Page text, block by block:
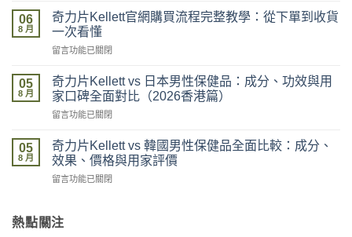
新
攻
官
網
惠、
盒
裝
折
最
抵
力
片
Kellett
評
係
咪
可
信？
假
評
拆
理
06
8 月
奇力片Kellett官網購買流程完整教學：從下單到收貨
一次看懂
在
力
片
Kellett
官
購
買
流
程
教
留言功能已關閉
05
8 月
奇力片Kellett vs 日本男性保健品：成分、功效與用
家口碑全面對比（2026香港篇）
在
力
片
Kellett
vs
男
留言功能已關閉
05
8 月
奇力片Kellett vs 韓國男性保健品全面比較：成分、
效果、價格與用家評價
在
片
Kellett
留言功能已關閉
熱點關注